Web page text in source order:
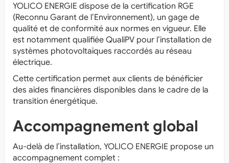
YOLICO ENERGIE dispose de la certification RGE
(Reconnu Garant de l’Environnement), un gage de
qualité et de conformité aux normes en vigueur. Elle
est notamment qualifiée QualiPV pour l’installation de
systèmes photovoltaïques raccordés au réseau
électrique.
Cette certification permet aux clients de bénéficier
des aides financières disponibles dans le cadre de la
transition énergétique.
Accompagnement global
Au-delà de l’installation, YOLICO ENERGIE propose un
accompagnement complet :